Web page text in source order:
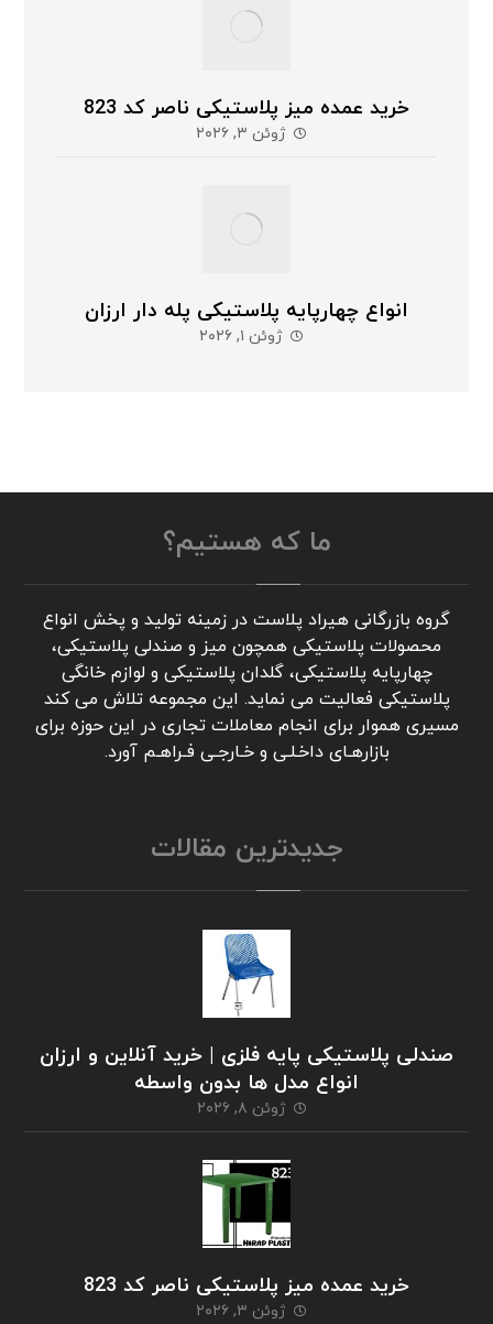
خرید عمده میز پلاستیکی ناصر کد 823
ژوئن ۳, ۲۰۲۶
انواع چهارپایه پلاستیکی پله دار ارزان
ژوئن ۱, ۲۰۲۶
ما که هستیم؟
گروه بازرگانی هیراد پلاست در زمینه تولید و پخش انواع
محصولات پلاستیکی همچون میز و صندلی پلاستیکی،
چهارپایه پلاستیکی، گلدان پلاستیکی و لوازم خانگی
پلاستیکی فعالیت می نماید. این مجموعه تلاش می کند
مسیری هموار برای انجام معاملات تجاری در این حوزه برای
بازارهـای داخـلـی و خـارجـی فـراهـم آورد.
جدیدترین مقالات
صندلی پلاستیکی پایه فلزی | خرید آنلاین و ارزان
انواع مدل ها بدون واسطه
ژوئن ۸, ۲۰۲۶
خرید عمده میز پلاستیکی ناصر کد 823
ژوئن ۳, ۲۰۲۶